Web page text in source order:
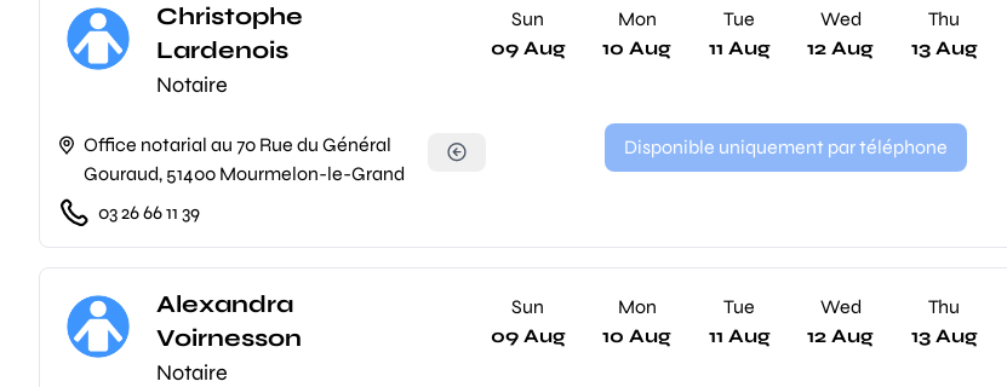
Christophe
Lardenois
Notaire
Office notarial au 70 Rue du Général
Gouraud, 51400 Mourmelon-le-Grand
03 26 66 11 39
Sun
09 Aug
Mon
10 Aug
Tue
11 Aug
Wed
12 Aug
Thu
13 Aug
Disponible uniquement par téléphone
Alexandra
Voirnesson
Notaire
Sun
09 Aug
Mon
10 Aug
Tue
11 Aug
Wed
12 Aug
Thu
13 Aug